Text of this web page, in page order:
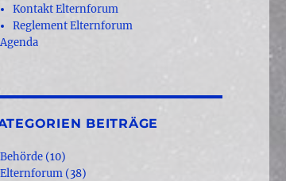
Kontakt Elternforum
Reglement Elternforum
Agenda
BEITRÄGE
Behörde (10)
Elternforum (38)